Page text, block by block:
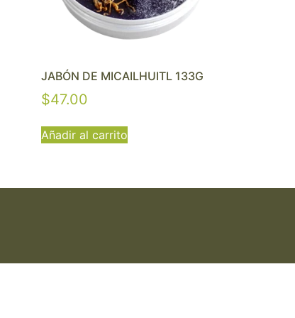
JABÓN DE MICAILHUITL 133G
$47.00
Añadir al carrito